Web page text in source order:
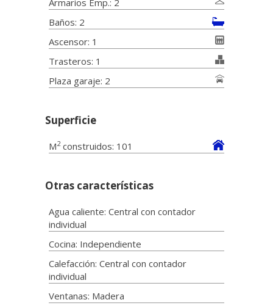
Baños: 2
Ascensor: 1
Trasteros: 1
Plaza garaje: 2
Superficie
M2construidos: 101
Otras características
Agua caliente: Central con contador
individual
Cocina: Independiente
Calefacción: Central con contador
individual
Ventanas: Madera